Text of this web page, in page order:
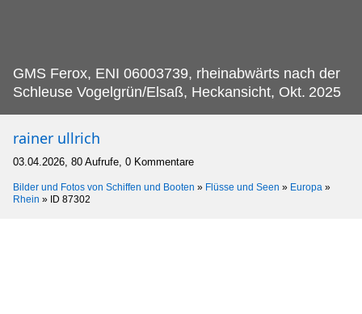
GMS Ferox, ENI 06003739, rheinabwärts nach der
Schleuse Vogelgrün/Elsaß, Heckansicht, Okt. 2025
rainer ullrich
03.04.2026, 80 Aufrufe, 0 Kommentare
Bilder und Fotos von Schiffen und Booten » Flüsse und Seen » Europa »
Rhein » ID 87302